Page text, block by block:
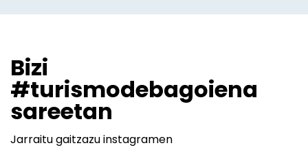
Bizi
#turismodebagoiena
sareetan
Jarraitu gaitzazu instagramen